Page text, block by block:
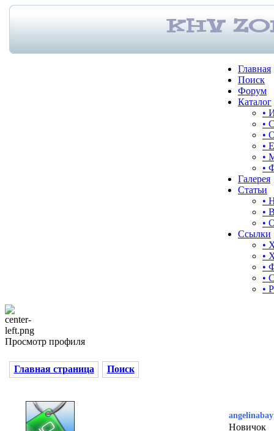
Главная
Поиск
Форум
Каталог
•
•
•
•
•
•
Галерея
Статьи
•
•
•
Ссылки
•
•
•
•
•
Просмотр профиля
Главная страница Поиск
Новичок